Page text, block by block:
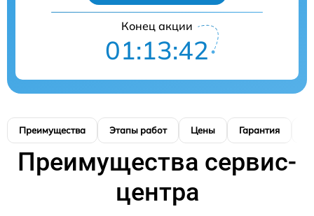
Конец акции
01:13:41
Преимущества Этапы работ Цены Гарантия
Преимущества сервис-
центра